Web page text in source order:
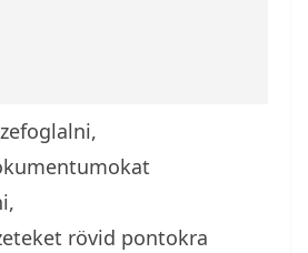
rövid pontokra